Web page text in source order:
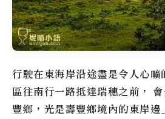
行駛在東海岸沿途盡是令人心曠
區往南行一路抵達瑞穗之前，
豐鄉，光是壽豐鄉境內的東岸邊